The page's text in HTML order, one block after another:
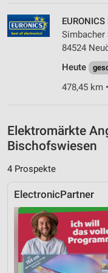
Simbacher
84524
Heute
478,45 km
Elektromärkte
Bischofswiesen
4 Prospekte
ElectronicPartner
Entwicklung und
Verwendung
IAB-Besonderheiten:
Geräte anhand von
Informationen
Nicht-IAB-
Performance
Funktional
Werbung